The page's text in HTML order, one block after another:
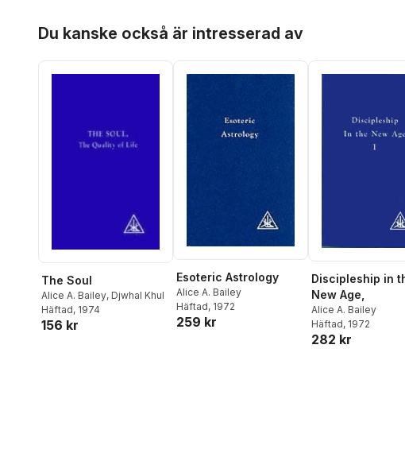
Du kanske också är intresserad av
The Soul
Alice A. Bailey, Djwhal Khul
Häftad, 1974
156 kr
Esoteric Astrology
Alice A. Bailey
Häftad, 1972
259 kr
Discipleship in
New Age,
Alice A. Bailey
Häftad, 1972
282 kr